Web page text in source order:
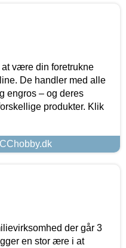
være din foretrukne
De handler med alle
engros – og deres
produkter. Klik
der går 3
en stor ære i at